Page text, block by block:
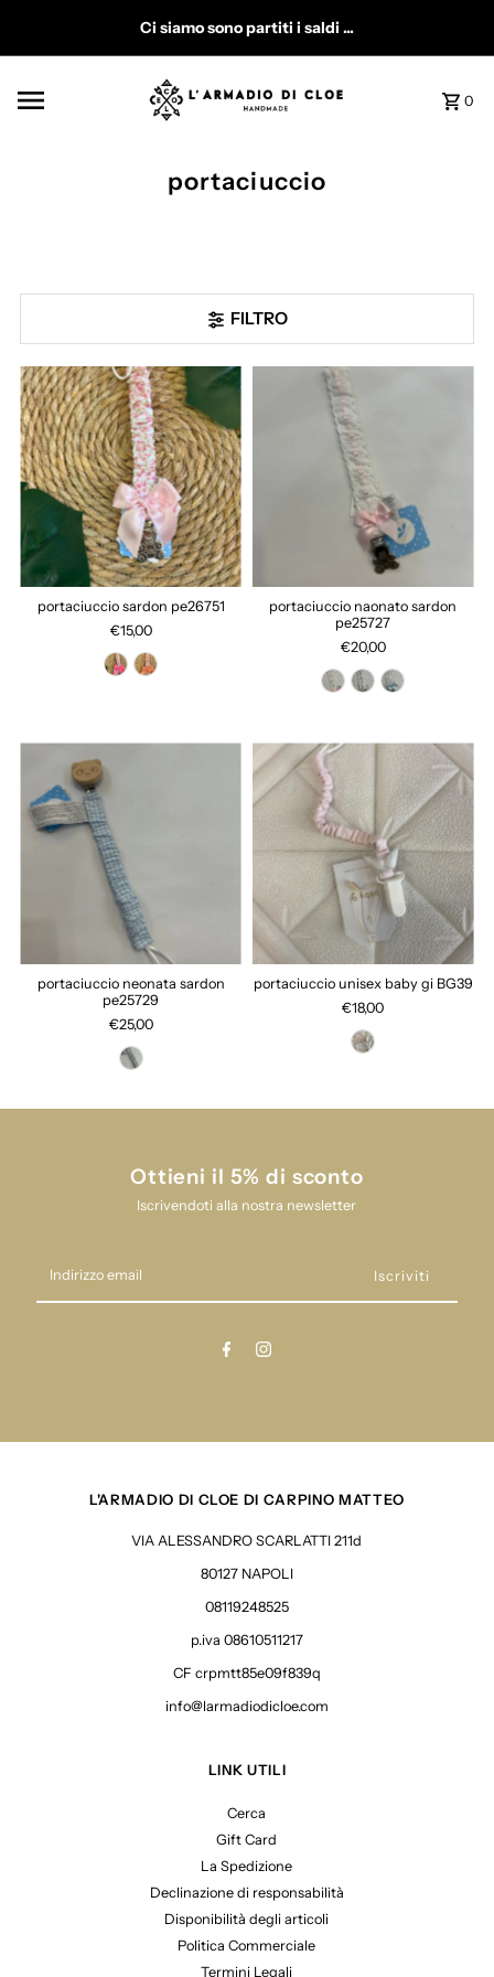
Vai direttamente ai contenutiCi siamo sono partiti i saldi ...
0
portaciuccio
FILTRO
portaciuccio sardon pe26751
€15,00
portaciuccio naonato sardon
pe25727
€20,00
portaciuccio neonata sardon
pe25729
€25,00
portaciuccio unisex baby gi BG39
€18,00
Ottieni il 5% di sconto
Iscrivendoti alla nostra newsletter
email
L'ARMADIO DI CLOE DI CARPINO MATTEO
VIA ALESSANDRO SCARLATTI 211d
80127 NAPOLI
08119248525
p.iva 08610511217
CF crpmtt85e09f839q
info@larmadiodicloe.com
LINK UTILI
Cerca
Gift Card
La Spedizione
Declinazione di responsabilità
Disponibilità degli articoli
Politica Commerciale
Termini Legali